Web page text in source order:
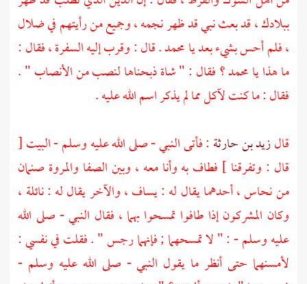
ببلادك ، قد بعث نبي قد ظهر نجمه ، وجميع من رأيتهم في ضلال
، فلم أحس بشيء بعد يامحمد. قال : وقرب إليه السفرة ، فقال :
ما هذا يامحمد؟ فقال : " شاة ذبحناها لنصب من الأنصاب " .
فقال : ما كنت لآكل مما لم يذكر اسم الله عليه .
قالزيد بن حارثة : فأتى النبي - صلى الله عليه وسلم - البيت [
قال : وتفرقنا ] فطاف به وأنا معه ، وبينالصفا والمروة صنمان
من نحاس ، أحدهما يقال له : يساف ، والآخر يقال له : نائلة ،
وكان المشركون إذا طافوا تمسحوا بهما ، فقال النبي - صلى الله
عليه وسلم - : " لا تمسحهما ; فإنهما رجس " . فقلت في نفسي :
لأمسنهما حتى أنظر ما يقول النبي - صلى الله عليه وسلم -